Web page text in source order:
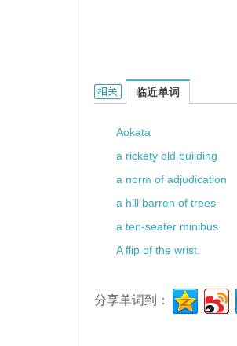
a heavy coat的相关资料：
临近单词
Aokata
a rickety old building
a norm of adjudication
a hill barren of trees
a ten-seater minibus
A flip of the wrist.
分享单词到：